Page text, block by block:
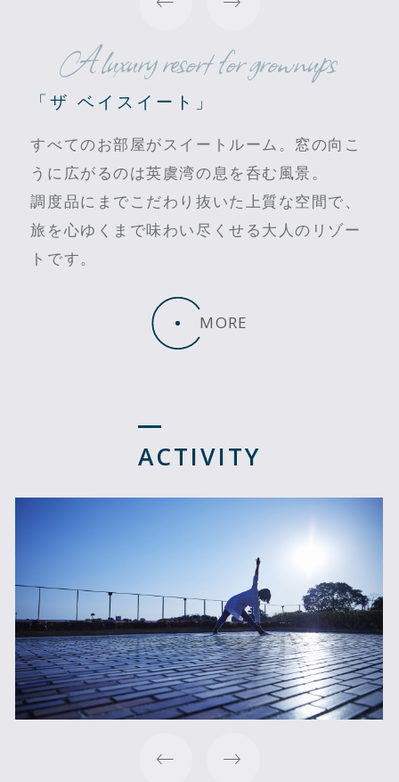
A luxury resort for grownups
「ザ ベイスイート」
すべてのお部屋がスイートルーム。窓の向こ
うに広がるのは英虞湾の息を呑む風景。
調度品にまでこだわり抜いた上質な空間で、
旅を心ゆくまで味わい尽くせる大人のリゾー
トです。
MORE
ACTIVITY